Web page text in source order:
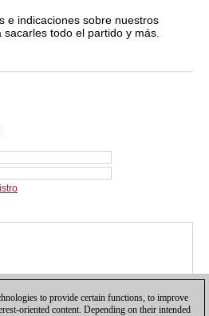
e indicaciones sobre nuestros
sacarles todo el partido y más.
to provide certain functions, to improve
oriented content. Depending on their intended